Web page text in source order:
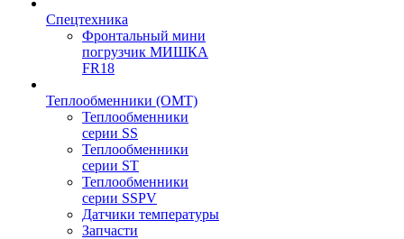
Спецтехника
Фронтальный мини
погрузчик МИШКА
FR18
Теплообменники (OMT)
Теплообменники
серии SS
Теплообменники
серии ST
Теплообменники
серии SSPV
Датчики температуры
Запчасти